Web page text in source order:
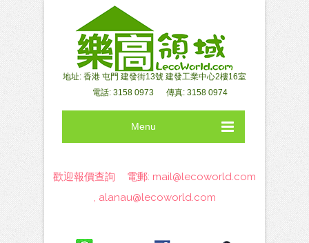
地址: 香港 屯門 建發街13號 建發工業中心2樓16室
電話: 3158 0973 傳真: 3158 0974
Menu
歡迎報價查詢 電郵: mail@lecoworld.com
, alanau@lecoworld.com